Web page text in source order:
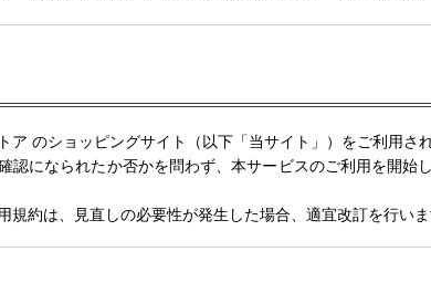
ア のショッピングサイト（以下「当サイト」）をご利用さ
認になられたか否かを問わず、本サービスのご利用を開始
規約は、見直しの必要性が発生した場合、適宜改訂を行いま